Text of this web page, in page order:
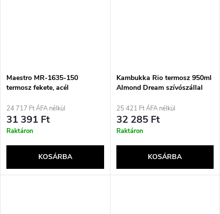
Maestro MR-1635-150
termosz fekete, acél
24 717 Ft ÁFA nélkül
31 391 Ft
Raktáron
KOSÁRBA
Kambukka Rio termosz 950ml
Almond Dream szívószállal
25 421 Ft ÁFA nélkül
32 285 Ft
Raktáron
KOSÁRBA